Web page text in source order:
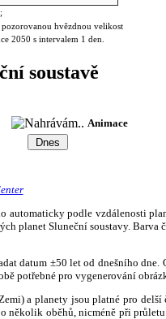
hvězdnou velikost
2050 s intervalem 1 den.
soustavě
Animace
podle vzdálenosti
planet Sluneční soustavy.
datum ±50 let od dnešního
potřebné pro vygenerování
a planety jsou platné pro
několik oběhů, nicméně při